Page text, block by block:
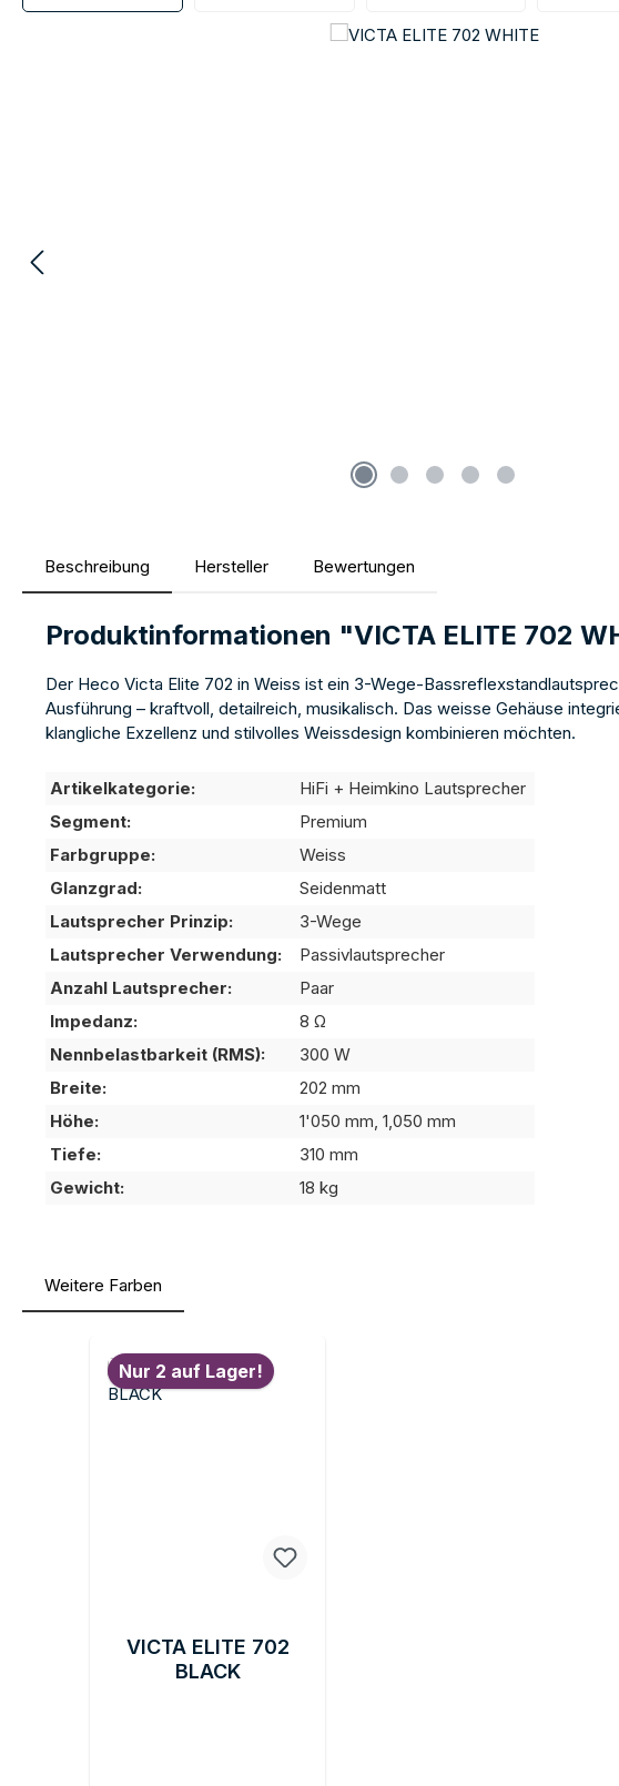
Beschreibung Hersteller Bewertungen
Produktinformationen "VICTA ELITE 702
Der Heco Victa Elite 702 in Weiss ist ein 3-Wege-
Ausführung – kraftvoll, detailreich, musikalisch. Das weisse Gehäuse
klangliche Exzellenz und stilvolles Weissdesign kombinieren möchten.
Artikelkategorie:
HiFi + Heimkino Lautsprecher
Segment:
Premium
Farbgruppe:
Weiss
Glanzgrad:
Seidenmatt
Lautsprecher Prinzip:
3-Wege
Lautsprecher Verwendung:
Passivlautsprecher
Anzahl Lautsprecher:
Paar
Impedanz:
8 Ω
Nennbelastbarkeit (RMS):
300 W
Breite:
202 mm
Höhe:
1'050 mm, 1,050 mm
Tiefe:
310 mm
Gewicht:
18 kg
Weitere Farben
Nur 2 auf Lager!
VICTA ELITE 702
BLACK